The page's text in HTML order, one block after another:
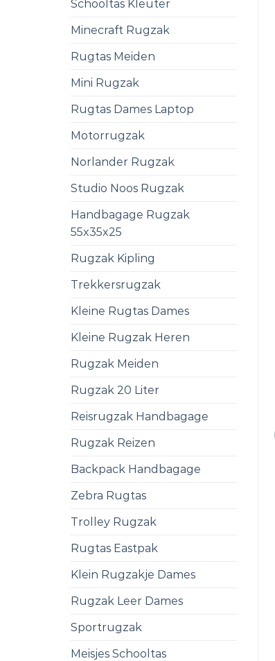
Schooltas Kleuter
Minecraft Rugzak
Rugtas Meiden
Mini Rugzak
Rugtas Dames Laptop
Motorrugzak
Norlander Rugzak
Studio Noos Rugzak
Handbagage Rugzak
55x35x25
Rugzak Kipling
Trekkersrugzak
Kleine Rugtas Dames
Kleine Rugzak Heren
Rugzak Meiden
Rugzak 20 Liter
Reisrugzak Handbagage
Rugzak Reizen
Backpack Handbagage
Zebra Rugtas
Trolley Rugzak
Rugtas Eastpak
Klein Rugzakje Dames
Rugzak Leer Dames
Sportrugzak
Meisjes Schooltas